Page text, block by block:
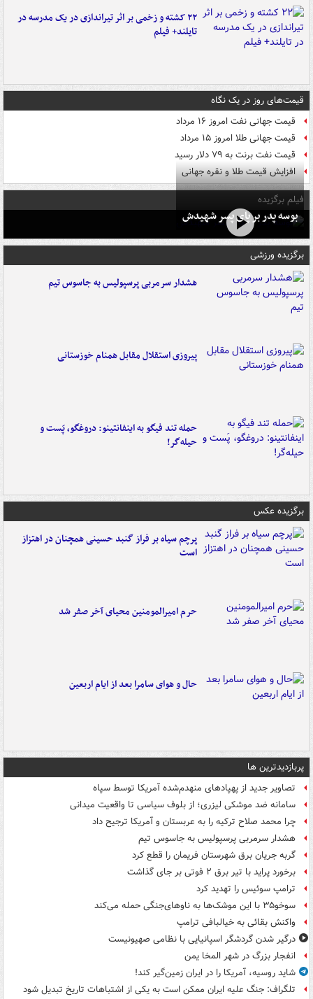
۲۲ کشته و زخمی بر اثر تیراندازی در یک مدرسه در
تایلند+ فیلم
قیمت‌های روز در یک نگاه
قیمت جهانی نفت امروز ۱۶ مرداد
قیمت جهانی طلا امروز ۱۵ مرداد
قیمت نفت برنت به ۷۹ دلار رسید
افزایش قیمت طلا و نقره جهانی
فیلم برگزیده
بوسه‌ پدر بر پای پسر شهیدش
برگزیده ورزشی
هشدار سرمربی پرسپولیس به جاسوس تیم
پیروزی استقلال مقابل همنام خوزستانی
حمله تند فیگو به اینفانتینو: دروغگو، پَست‌ و
حیله‌گر!
برگزیده عکس
پرچم سیاه بر فراز گنبد حسینی همچنان در اهتزاز
است
حرم امیرالمومنین محیای آخر صفر شد
حال و هوای سامرا بعد از ایام اربعین
پربازدیدترین ها
تصاویر جدید از پهپادهای منهدم‌شده آمریکا توسط سپاه
سامانه ضد موشکی لیزری؛ از بلوف سیاسی تا واقعیت میدانی
چرا محمد صلاح ترکیه را به عربستان و آمریکا ترجیح داد
هشدار سرمربی پرسپولیس به جاسوس تیم
گربه جریان برق شهرستان فریمان را قطع کرد
برخورد پراید با تیر برق ۲ فوتی بر جای گذاشت
ترامپ سوئیس را تهدید کرد
سوخو۳۵ با این موشک‌ها به ناوهای‌جنگی حمله می‌کند
واکنش بقائی به خیالبافی ترامپ
درگیر شدن گردشگر اسپانیایی با نظامی صهیونیست
انفجار بزرگ در شهر المخا یمن
شاید روسیه، آمریکا را در ایران زمین‌گیر کند!
تلگراف: جنگ علیه ایران ممکن است به یکی از اشتباهات تاریخ تبدیل شود